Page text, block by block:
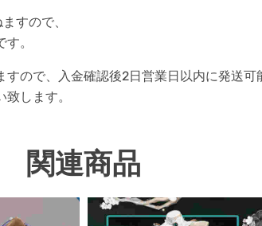
すので、
。
ので、入金確認後2日営業日以内に発送
します。
関連商品